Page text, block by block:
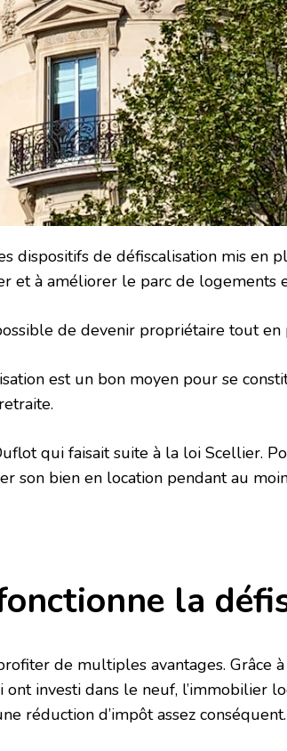
dispositifs de défiscalisation mis en
et à améliorer le parc de logements
de devenir propriétaire tout en
est un bon moyen pour se
qui faisait suite à la loi Scellier.
son bien en location pendant au
la
de multiples avantages. Grâce
investi dans le neuf, l’immobilier
réduction d’impôt assez conséquent.